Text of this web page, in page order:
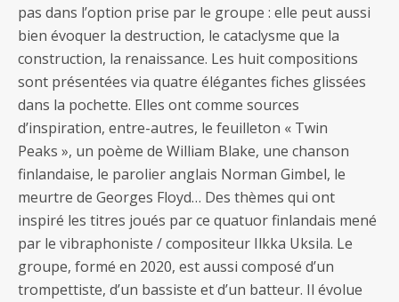
pas dans l’option prise par le groupe : elle peut aussi
bien évoquer la destruction, le cataclysme que la
construction, la renaissance. Les huit compositions
sont présentées via quatre élégantes fiches glissées
dans la pochette. Elles ont comme sources
d’inspiration, entre-autres, le feuilleton « Twin
Peaks », un poème de William Blake, une chanson
finlandaise, le parolier anglais Norman Gimbel, le
meurtre de Georges Floyd… Des thèmes qui ont
inspiré les titres joués par ce quatuor finlandais mené
par le vibraphoniste / compositeur Ilkka Uksila. Le
groupe, formé en 2020, est aussi composé d’un
trompettiste, d’un bassiste et d’un batteur. Il évolue